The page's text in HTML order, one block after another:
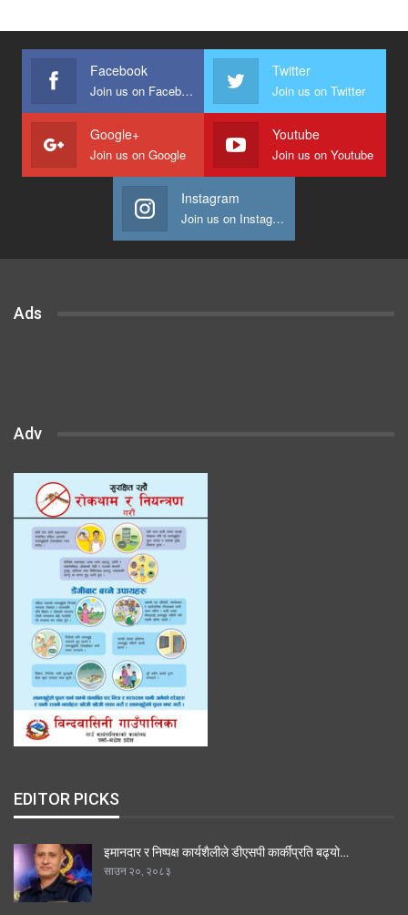
Facebook
Join us on Facebook
Twitter
Join us on Twitter
Google+
Join us on Google
Youtube
Join us on Youtube
Instagram
Join us on Instagram
Ads
Adv
EDITOR PICKS
इमानदार र निष्पक्ष कार्यशैलीले डीएसपी कार्कीप्रति बढ्यो…
साउन २०, २०८३